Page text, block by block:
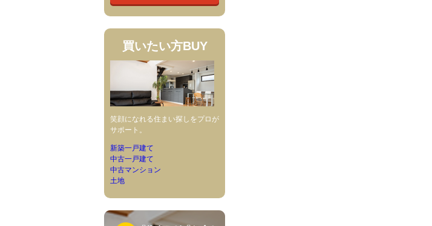
買いたい方BUY
笑顔になれる住まい探しをプロが
サポート。
新築一戸建て
中古一戸建て
中古マンション
土地